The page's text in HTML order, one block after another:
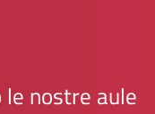
nostre aule